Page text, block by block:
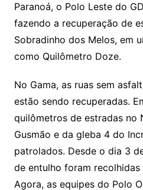
Paranoá, o Polo Leste do
fazendo a recuperação de
Sobradinho dos Melos, em
como Quilômetro Doze.
No Gama, as ruas sem
estão sendo recuperadas.
quilômetros de estradas no
Gusmão e da gleba 4 do
patrolados. Desde o dia 3
de entulho foram recolhidas
Agora, as equipes do Polo